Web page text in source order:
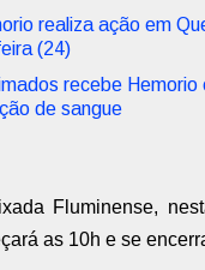
realiza ação em
(24)
recebe Hemorio
de sangue
Fluminense,
as 10h e se